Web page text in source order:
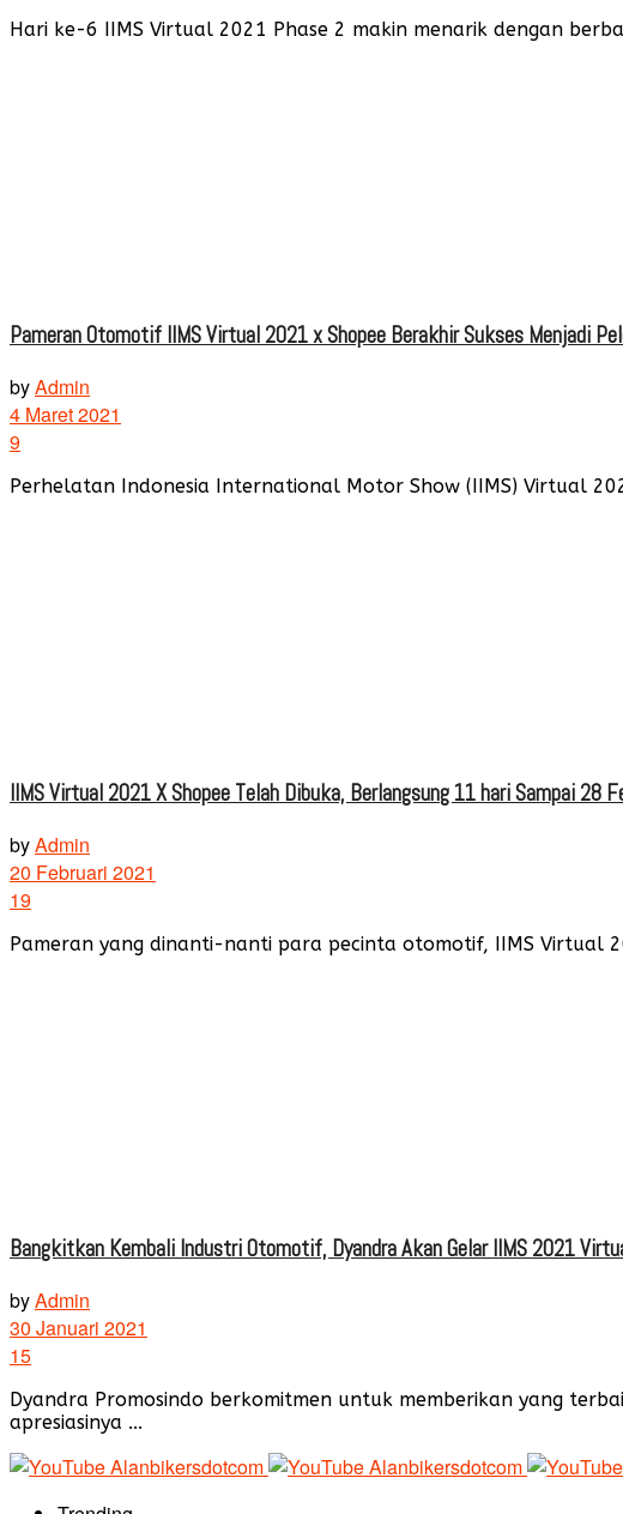
Hari ke-6 IIMS Virtual 2021 Phase 2 makin menarik dengan
Pameran Otomotif IIMS Virtual 2021 x Shopee Berakhir Sukses Menjadi
byAdmin
4 Maret 2021
9
Perhelatan Indonesia International Motor Show (IIMS) Virtual
IIMS Virtual 2021 X Shopee Telah Dibuka, Berlangsung 11 hari Sampai 28
byAdmin
20 Februari 2021
19
Pameran yang dinanti-nanti para pecinta otomotif, IIMS Virtual
Bangkitkan Kembali Industri Otomotif, Dyandra Akan Gelar IIMS 2021
byAdmin
30 Januari 2021
15
Dyandra Promosindo berkomitmen untuk memberikan yang
apresiasinya ...